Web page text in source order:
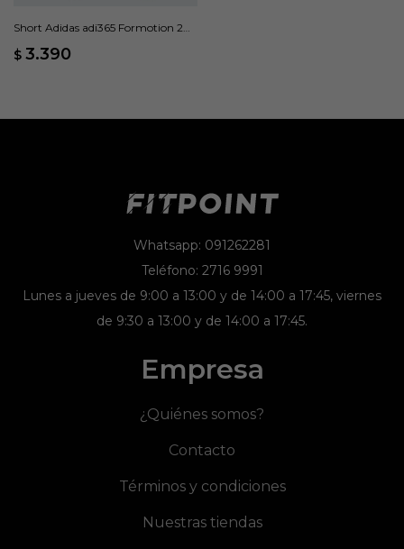
Short Adidas adi365 Formotion 2
$ 3.390
Whatsapp: 091262281
Teléfono: 2716 9991
Lunes a jueves de 9:00 a 13:00 y de 14:00 a 17:45, viernes
de 9:30 a 13:00 y de 14:00 a 17:45.
Empresa
¿Quiénes somos?
Contacto
Términos y condiciones
Nuestras tiendas